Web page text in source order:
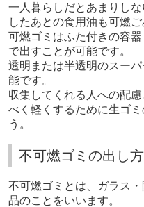
一人暮らしだとあまりし
したあとの食用油も可燃ご
可燃ゴミはふた付きの容
で出すことが可能です。
透明または半透明のスー
能です。
収集してくれる人への配
べく軽くするために生ゴ
う。
不可燃ゴミの出し方
不可燃ゴミとは、ガラス
品のことをいいます。